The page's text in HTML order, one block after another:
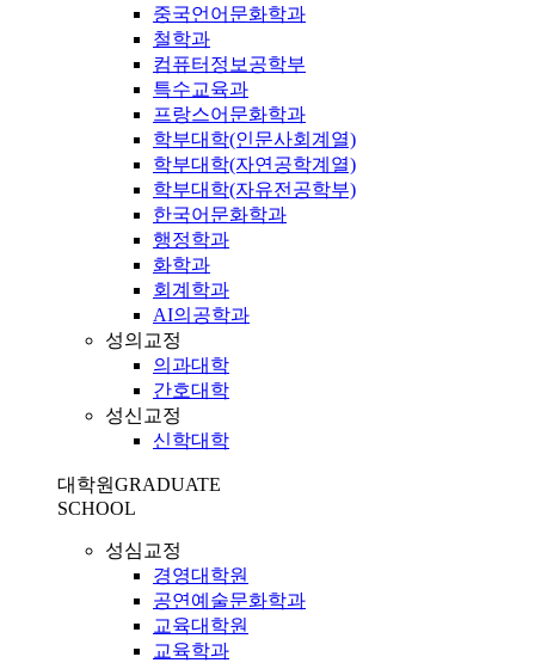
중국언어문화학과
철학과
컴퓨터정보공학부
특수교육과
프랑스어문화학과
학부대학(인문사회계열)
학부대학(자연공학계열)
학부대학(자유전공학부)
한국어문화학과
행정학과
화학과
회계학과
AI의공학과
성의교정
의과대학
간호대학
성신교정
신학대학
대학원GRADUATE
SCHOOL
성심교정
경영대학원
공연예술문화학과
교육대학원
교육학과